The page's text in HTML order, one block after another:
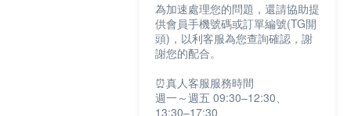
為加速處理您的問題，還請協助提
供會員手機號碼或訂單編號(TG開
頭)，以利客服為您查詢確認，謝
謝您的配合。
⏰真人客服服務時間
週一～週五 09:30–12:30、
13:30–17:30